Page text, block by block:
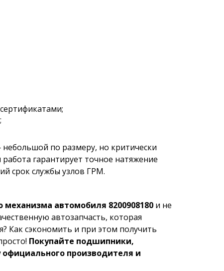
по размеру, но критически
гарантирует точное натяжение
срок службы узлов ГРМ.
автомобиля 8200908180и не
автозапчасть, которая
Как сэкономить и при этом получить
Покупайте подшипники,
производителя и